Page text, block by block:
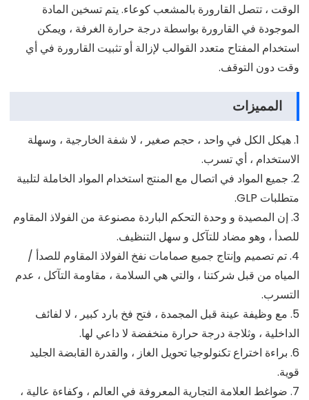
الوقت ، تتصل القارورة بالمشعب كوعاء. يتم تسخين المادة
الموجودة في القارورة بواسطة درجة حرارة الغرفة ، ويمكن
استخدام المفتاح متعدد القوالب لإزالة أو تثبيت القارورة في أي
وقت دون التوقف.
المميزات
1. هيكل الكل في واحد ، حجم صغير ، لا شفة الخارجية ، وسهلة
الاستخدام ، أي تسرب.
2. جميع المواد في اتصال مع المنتج استخدام المواد الخاملة لتلبية
متطلبات GLP.
3. إن المصيدة و وحدة التحكم الباردة مصنوعة من الفولاذ المقاوم
للصدأ ، وهو مضاد للتآكل و سهل التنظيف.
4. تم تصميم وإنتاج جميع صمامات نفخ الفولاذ المقاوم للصدأ /
المياه من قبل شركتنا ، والتي هي السلامة ، مقاومة التآكل ، عدم
التسرب.
5. مع وظيفة عينة قبل المجمدة ، فتح فخ بارد كبير ، لا لفائف
الداخلية ، وثلاجة درجة حرارة منخفضة لا داعي لها.
6. براءة اختراع تكنولوجيا تحويل الغاز ، والقدرة القابضة الجليد
قوية.
7. ضواغط العلامة التجارية المعروفة في العالم ، وكفاءة عالية ،